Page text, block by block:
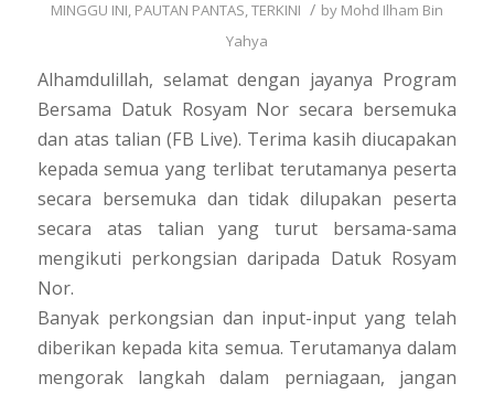
MINGGU INI, PAUTAN PANTAS,TERKINI / by Mohd Ilham Bin
Yahya
Alhamdulillah, selamat dengan jayanya Program
Bersama Datuk Rosyam Nor secara bersemuka
dan atas talian (FB Live). Terima kasih diucapakan
kepada semua yang terlibat terutamanya peserta
secara bersemuka dan tidak dilupakan peserta
secara atas talian yang turut bersama-sama
mengikuti perkongsian daripada Datuk Rosyam
Nor.
Banyak perkongsian dan input-input yang telah
diberikan kepada kita semua. Terutamanya dalam
mengorak langkah dalam perniagaan, jangan